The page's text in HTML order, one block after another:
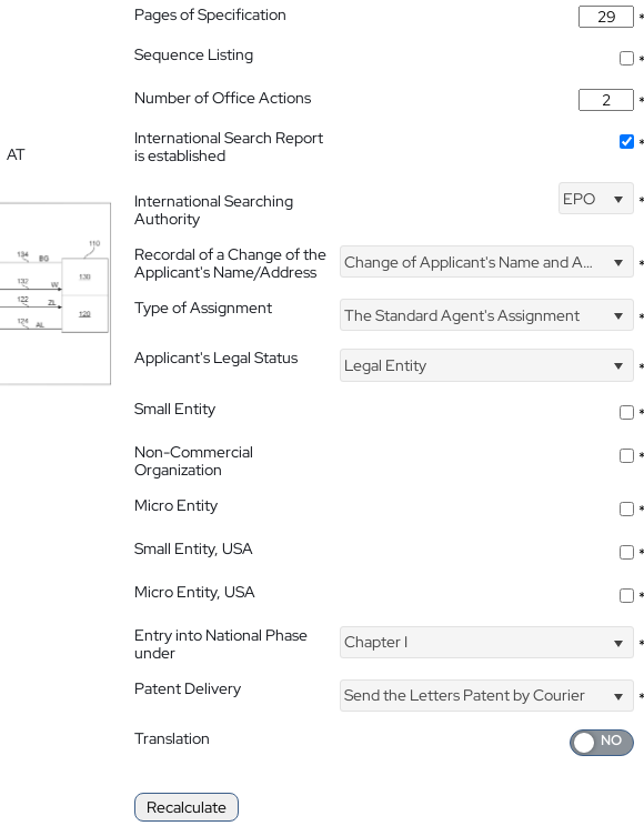
AT
Pages of Specification
*
Sequence Listing
*
Number of Office Actions
*
International Search Report
is established
*
International Searching
Authority
EPO *
Recordal of a Change of the
Applicant's Name/Address
Change of Applicant's Name and Address *
Type of Assignment The Standard Agent's Assignment
*
Applicant's Legal Status
Legal Entity
*
Small Entity
*
Non-Commercial
Organization
*
Micro Entity
*
Small Entity, USA
*
Micro Entity, USA
*
Entry into National Phase
under
Chapter I *
Patent Delivery Send the Letters Patent by Courier
*
Translation
Recalculate